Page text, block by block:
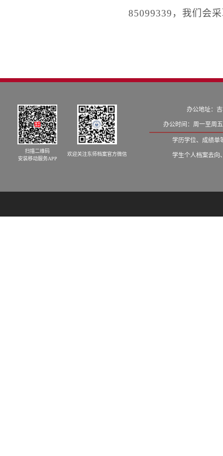
85099339，我们会
扫描二维码
安装移动服务APP
欢迎关注东师档案官方微信
办公地址：
办公时间：周一至周
学历学位、成绩单
学生个人档案去向